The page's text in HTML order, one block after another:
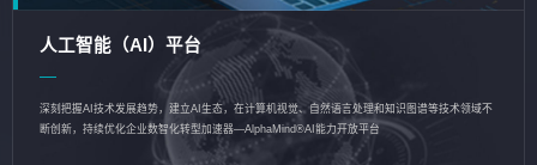
人工智能（AI）平台
深刻把握AI技术发展趋势，建立AI生态，在计算机视觉、自然语言处理和知识图谱等技术领域不
断创新，持续优化企业数智化转型加速器—AlphaMind®AI能力开放平台